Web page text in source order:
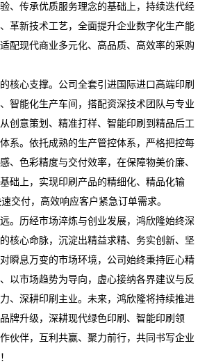
、传承优质服务理念的基础上，持续迭代经
革新技术工艺，全面提升企业数字化生产能
配现代商业多元化、高品质、高效率的采购
核心支撑。公司全套引进国际进口高端印刷
智能化生产车间，搭配资深技术团队与专业
创意策划、精准打样、智能印刷到精品后工
系。依托成熟的生产管控体系，严格把控每
、色彩精度与交付效率，在保障物美价廉、
础上，实现印刷产品的精细化、精品化输
交付，高效响应客户紧急订单需求。
。历经市场淬炼与创业发展，鸿欣隆始终深
核心命脉，沉淀出精益求精、务实创新、坚
瞬息万变的市场环境，公司始终秉持匠心精
以市场趋势为导向，虚心接纳各界建议与反
、深耕印刷主业。未来，鸿欣隆将持续推进
牌升级，深耕现代绿色印刷、智能印刷领
伙伴，互利共赢、聚力前行，共同书写企业